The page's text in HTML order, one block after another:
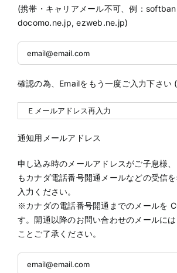
(携帯・キャリアメール不可、例：
docomo.ne.jp, ezweb.ne.jp)
確認の為、Emailをもう一度ご入力下さい
通知用メールアドレス
申し込み時のメールアドレスがご子息様
もカナダ電話番号開通メールなどの受信
入力ください。
※カナダの電話番号開通までのメールを
す。開通以降のお問い合わせのメールに
ことご了承ください。